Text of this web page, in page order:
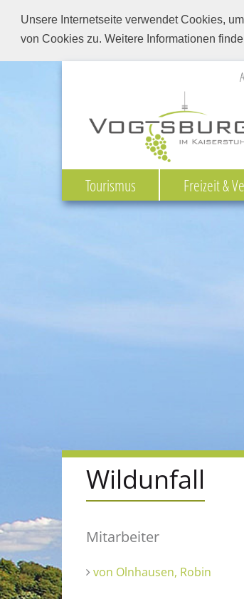
Unsere Internetseite verwendet Cookies,
von Cookies zu. Weitere Informationen
Tourismus Freizeit &
Wildunfall
Mitarbeiter
von Olnhausen, Robin